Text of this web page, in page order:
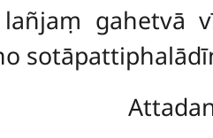
lañjaṃ gahetvā